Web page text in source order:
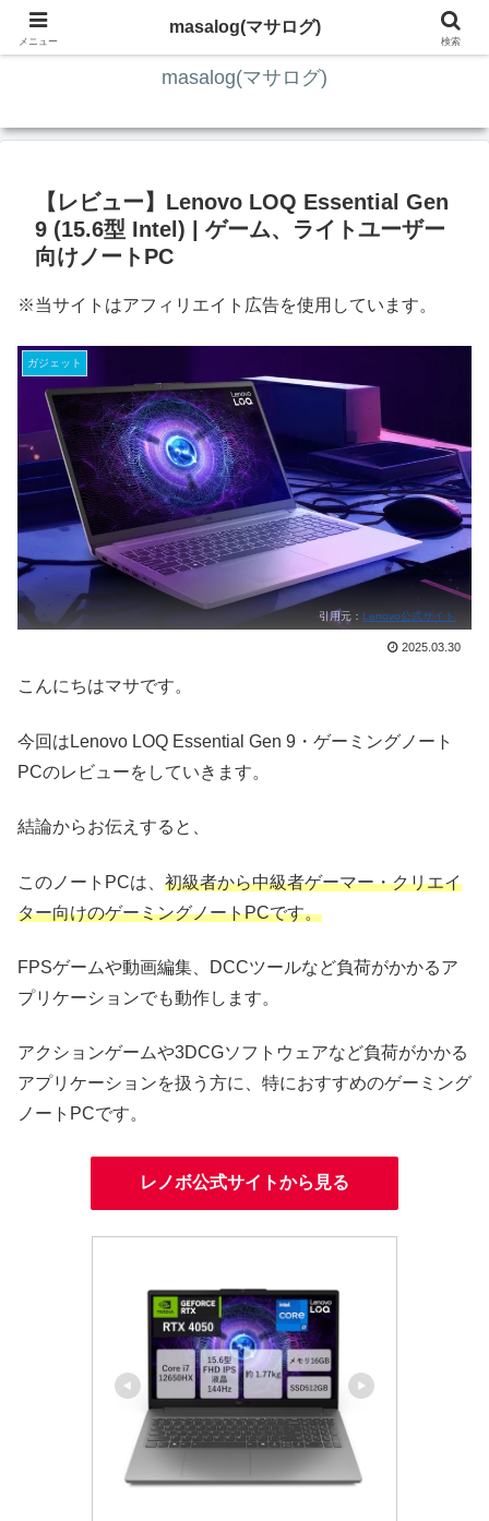
ITの知識4割・ガジェット4割・その他2割 の趣味ブログ
masalog(マサログ)
【レビュー】Lenovo LOQ Essential Gen
9 (15.6型 Intel) | ゲーム、ライトユーザー
向けノートPC
※当サイトはアフィリエイト広告を使用しています。
ガジェット
引用元：Lenovo公式サイト
2025.03.30
こんにちはマサです。
今回はLenovo LOQ Essential Gen 9・ゲーミングノート
PCのレビューをしていきます。
結論からお伝えすると、
このノートPCは、 初級者から中級者ゲーマー・クリエイ
ター向けのゲーミングノートPCです。
FPSゲームや動画編集、DCCツールなど負荷がかかるア
プリケーションでも動作します。
アクションゲームや3DCGソフトウェアなど負荷がかかる
アプリケーションを扱う方に、特におすすめのゲーミング
ノートPCです。
レノボ公式サイトから見る
メニュー
masalog(マサログ)
検索